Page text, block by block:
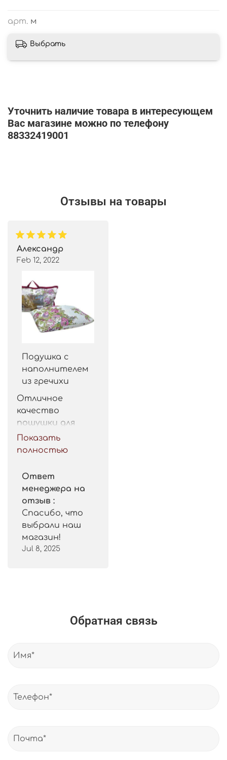
арт. м
Выбрать
Уточнить наличие товара в интересующем
Вас магазине можно по телефону
88332419001
Отзывы на товары
Александр
Feb 12, 2022
Подушка с
наполнителем
из гречихи
Отличное
качество
пошушки для
такой цены.
Рекомендую.
Показать
полностью
Ответ
менеджера на
отзыв :
Спасибо, что
выбрали наш
магазин!
Jul 8, 2025
Обратная связь